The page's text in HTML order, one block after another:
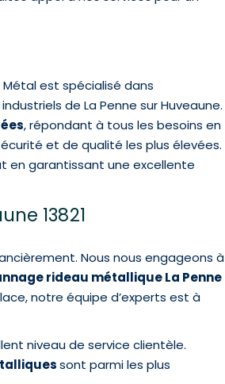
est spécialisé dans
de La Penne sur Huveaune.
, répondant à tous les besoins en
et de qualité les plus élevées.
en garantissant une excellente
13821
Nous nous engageons à
rideau métallique La Penne
notre équipe d’experts est à
niveau de service clientèle.
sont parmi les plus